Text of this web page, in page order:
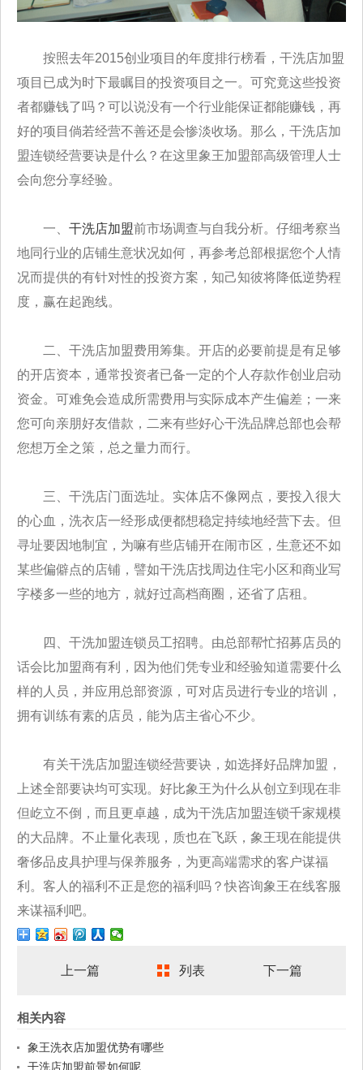
按照去年2015创业项目的年度排行榜看，干洗店加盟
项目已成为时下最瞩目的投资项目之一。可究竟这些投资
者都赚钱了吗？可以说没有一个行业能保证都能赚钱，再
好的项目倘若经营不善还是会惨淡收场。那么，干洗店加
盟连锁经营要诀是什么？在这里象王加盟部高级管理人士
会向您分享经验。
一、 干洗店加盟前市场调查与自我分析。仔细考察当
地同行业的店铺生意状况如何，再参考总部根据您个人情
况而提供的有针对性的投资方案，知己知彼将降低逆势程
度，赢在起跑线。
二、干洗店加盟费用筹集。开店的必要前提是有足够
的开店资本，通常投资者已备一定的个人存款作创业启动
资金。可难免会造成所需费用与实际成本产生偏差；一来
您可向亲朋好友借款，二来有些好心干洗品牌总部也会帮
您想万全之策，总之量力而行。
三、干洗店门面选址。实体店不像网点，要投入很大
的心血，洗衣店一经形成便都想稳定持续地经营下去。但
寻址要因地制宜，为嘛有些店铺开在闹市区，生意还不如
某些偏僻点的店铺，譬如干洗店找周边住宅小区和商业写
字楼多一些的地方，就好过高档商圈，还省了店租。
四、干洗加盟连锁员工招聘。由总部帮忙招募店员的
话会比加盟商有利，因为他们凭专业和经验知道需要什么
样的人员，并应用总部资源，可对店员进行专业的培训，
拥有训练有素的店员，能为店主省心不少。
有关干洗店加盟连锁经营要诀，如选择好品牌加盟，
上述全部要诀均可实现。好比象王为什么从创立到现在非
但屹立不倒，而且更卓越，成为干洗店加盟连锁千家规模
的大品牌。不止量化表现，质也在飞跃，象王现在能提供
奢侈品皮具护理与保养服务，为更高端需求的客户谋福
利。客人的福利不正是您的福利吗？快咨询象王在线客服
来谋福利吧。
上一篇 列表 下一篇
相关内容
象王洗衣店加盟优势有哪些
干洗店加盟前景如何呢